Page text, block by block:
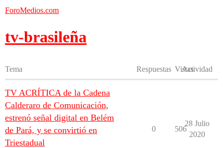
ForoMedios.com
tv-brasileña
Tema Respuestas Vistas
Actividad
TV ACRÍTICA de la Cadena
Calderaro de Comunicación,
estrenó señal digital en Belém
de Pará, y se convirtió en
Triestadual
0 506
28 Julio
2020